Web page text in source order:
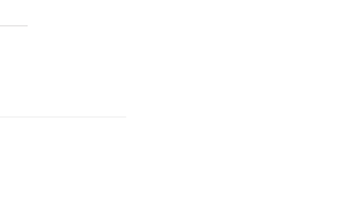
via X - U verlaat
nieuwsbericht via Facebook - U
dit nieuwsbericht via e-mail
dit nieuwsbericht via LinkedIn - U